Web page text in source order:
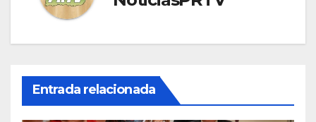
Entrada relacionada